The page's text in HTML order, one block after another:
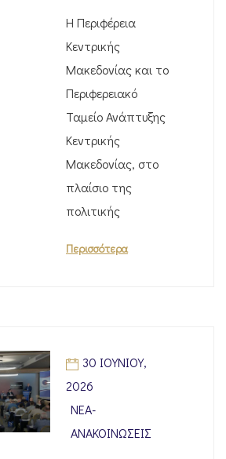
Η Περιφέρεια
Κεντρικής
Μακεδονίας και το
Περιφερειακό
Ταμείο Ανάπτυξης
Κεντρικής
Μακεδονίας, στο
πλαίσιο της
πολιτικής
Περισσότερα
30 ΙΟΥΝΊΟΥ,
2026
ΝΈΑ-
ΑΝΑΚΟΙΝΏΣΕΙΣ